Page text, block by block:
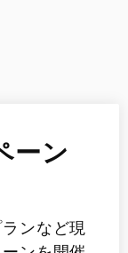
ーン
ンなど現